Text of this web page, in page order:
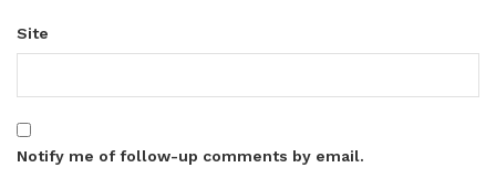
Site
Notify me of follow-up comments by email.